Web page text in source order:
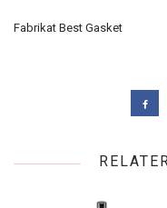
Fabrikat Best Gasket